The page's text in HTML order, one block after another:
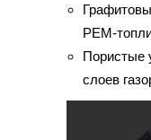
PEM-
Пористые
слоев